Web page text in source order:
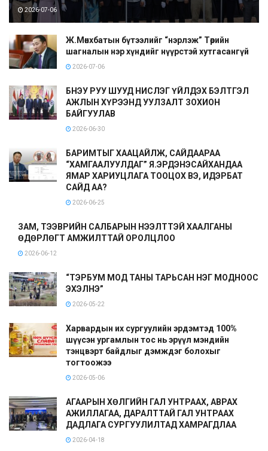
2026-07-06
Ж.Мөнхбатын бүтээлийг “нэрлэж” Төрийн
шагналын нэр хүндийг нүүрстэй хутгасангүй
2026-07-06
БНЭУ РУУ ШУУД НИСЛЭГ ҮЙЛДЭХ БЭЛТГЭЛ
АЖЛЫН ХҮРЭЭНД УУЛЗАЛТ ЗОХИОН
БАЙГУУЛАВ
2026-06-30
БАРИМТЫГ ХААЦАЙЛЖ, САЙДААРАА
“ХАМГААЛУУЛДАГ” Я.ЭРДЭНЭСАЙХАНДАА
ЯМАР ХАРИУЦЛАГА ТООЦОХ ВЭ, ИДЭРБАТ
САЙД АА?
2026-06-25
ЗАМ, ТЭЭВРИЙН САЛБАРЫН НЭЭЛТТЭЙ ХААЛГАНЫ
ӨДӨРЛӨГТ АМЖИЛТТАЙ ОРОЛЦЛОО
2026-06-12
“ТЭРБУМ МОД ТАНЫ ТАРЬСАН НЭГ МОДНООС
ЭХЭЛНЭ”
2026-05-22
Харвардын их сургуулийн эрдэмтэд 100%
шүүсэн ургамлын тос нь эрүүл мэндийн
тэнцвэрт байдлыг дэмждэг болохыг
тогтоожээ
2026-05-06
АГААРЫН ХӨЛГИЙН ГАЛ УНТРААХ, АВРАХ
АЖИЛЛАГАА, ДАРАЛТТАЙ ГАЛ УНТРААХ
ДАДЛАГА СУРГУУЛИЛТАД ХАМРАГДЛАА
2026-04-18